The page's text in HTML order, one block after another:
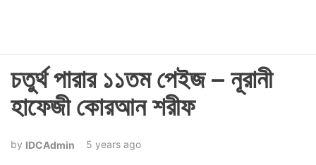
চতুর্থ পারার ১১তম পেইজ – নূরানী
হাফেজী কোরআন শরীফ
IDCAdmin 5 years ago